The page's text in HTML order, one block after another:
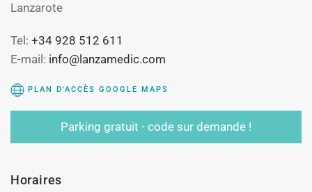
Lanzarote
Tel: +34 928 512 611
E-mail: info@lanzamedic.com
PLAN D'ACCÈS GOOGLE MAPS
Parking gratuit - code sur demande !
Horaires